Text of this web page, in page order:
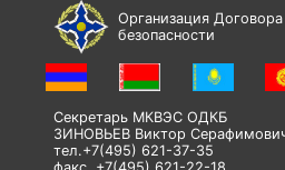
Организация
безопасности
Секретарь МКВЭС ОДКБ
ЗИНОВЬЕВ Виктор
тел.+7(495) 621-37-35